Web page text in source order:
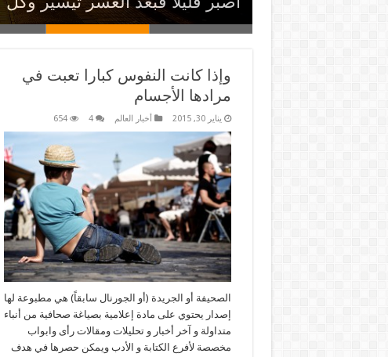
وإذا كانت النفوس كبارا تعبت في
مرادها الأجسام
يناير 30, 2015 أخبار العالم 4
654
الصحيفة أو الجريدة (أو الجورنال سابقاً) هي مطبوعة لها
إصدار يحتوي على مادة إعلامية بصياغة صحافية من أنباء
متداولة و آخر أخبار و تحليلات ومقالات رأى وابواب
مخصصة لأفرع الكتابة و الأدب ويمكن حصرها في هدف